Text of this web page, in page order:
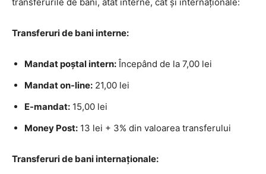
Transferuri de bani interne:
Mandat poştal intern: Începând de la 7,00 lei
Mandat on-line: 21,00 lei
E-mandat: 15,00 lei
Money Post: 13 lei + 3% din valoarea transferului
Transferuri de bani internaționale: